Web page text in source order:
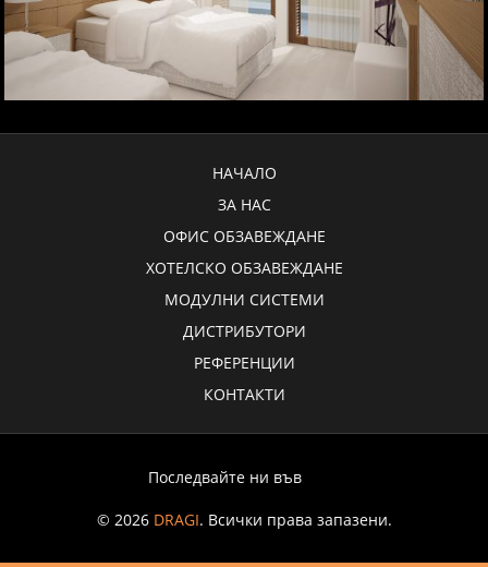
НАЧАЛО
ЗА НАС
ОФИС ОБЗАВЕЖДАНЕ
ХОТЕЛСКО ОБЗАВЕЖДАНЕ
МОДУЛНИ СИСТЕМИ
ДИСТРИБУТОРИ
РЕФЕРЕНЦИИ
КОНТАКТИ
Последвайте ни във
© 2026 DRAGI. Всички права запазени.